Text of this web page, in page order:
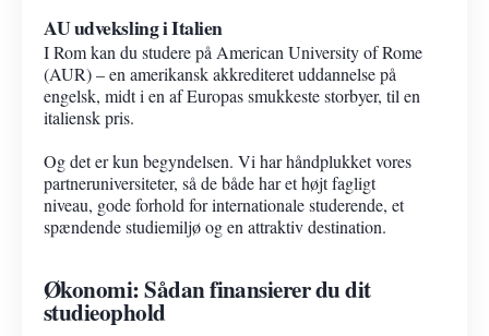
AU udveksling i Italien
I Rom kan du studere på American University of Rome
(AUR) – en amerikansk akkrediteret uddannelse på
engelsk, midt i en af Europas smukkeste storbyer, til en
italiensk pris.
Og det er kun begyndelsen. Vi har håndplukket vores
partneruniversiteter, så de både har et højt fagligt
niveau, gode forhold for internationale studerende, et
spændende studiemiljø og en attraktiv destination.
Økonomi: Sådan finansierer du dit
studieophold